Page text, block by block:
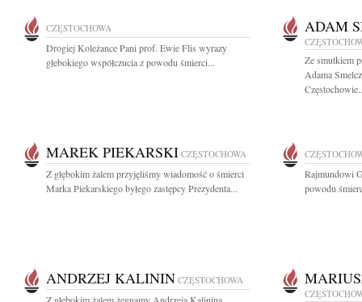
CZĘSTOCHOWA
Drogiej Koleżance Pani prof. Ewie Flis wyrazy
głebokiego współczucia z powodu śmierci...
ADAM
Ze smutkiem
Adama
MAREK PIEKARSKI CZĘSTOCHOWA
Z głębokim żalem przyjęliśmy wiadomość o śmierci
Marka Piekarskiego byłego zastępcy Prezydenta...
Rajmundowi
powodu
ANDRZEJ KALININ CZĘSTOCHOWA